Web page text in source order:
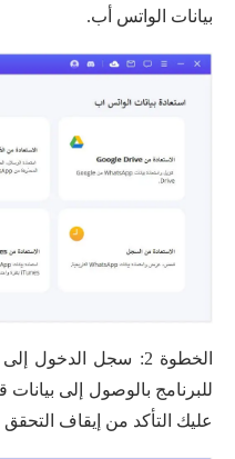
بيانات الواتس أب.
الخطوة 2: سجل
للبرنامج بالوصول إلى
عليك التأكد من إيقاف